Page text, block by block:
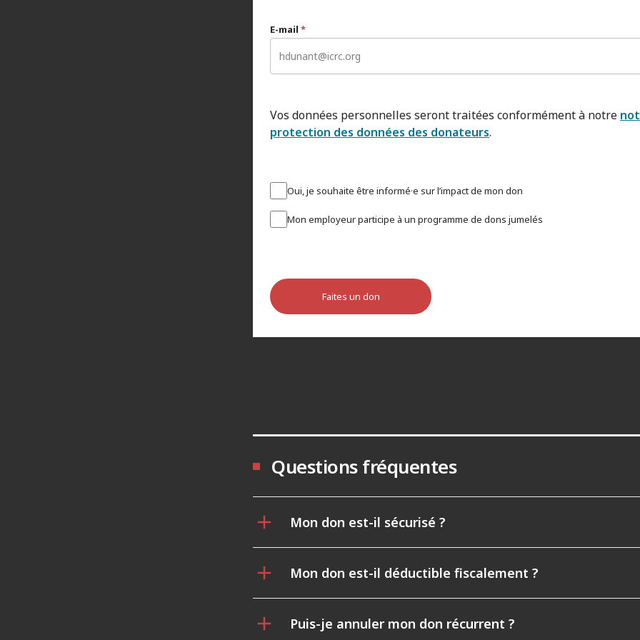
E-mail *
Vos données personnelles seront traitées conformément à notre
protection des données des donateurs.
Oui, je souhaite être informé·e sur l’impact de mon don
Mon employeur participe à un programme de dons jumelés
Faites un don
Questions fréquentes
Mon don est-il sécurisé ?
Mon don est-il déductible fiscalement ?
Puis-je annuler mon don récurrent ?